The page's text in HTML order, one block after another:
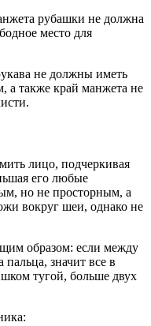
рубашки не должна
место для
не должны иметь
а также край манжета не
лицо, подчеркивая
его любые
но не просторным, а
вокруг шеи, однако не
образом: если между
значит все в
тугой, больше двух